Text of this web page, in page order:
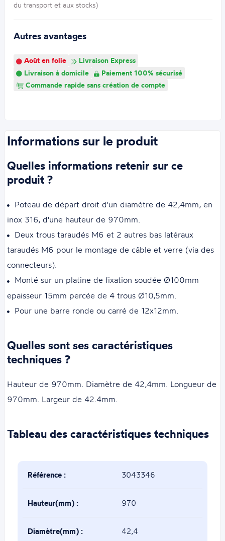
du transport et aux stocks)
Autres avantages
Août en folie
Livraison Express
Livraison à domicile
Paiement 100% sécurisé
Commande rapide sans création de compte
Informations sur le produit
Quelles informations retenir sur ce
produit ?
Poteau de départ droit d'un diamètre de 42,4mm, en
inox 316, d'une hauteur de 970mm.
Deux trous taraudés M6 et 2 autres bas latéraux
taraudés M6 pour le montage de câble et verre (via des
connecteurs).
Monté sur un platine de fixation soudée Ø100mm
epaisseur 15mm percée de 4 trous Ø10,5mm.
Pour une barre ronde ou carré de 12x12mm.
Quelles sont ses caractéristiques
techniques ?
Hauteur de 970mm. Diamètre de 42,4mm. Longueur de
970mm. Largeur de 42.4mm.
Tableau des caractéristiques techniques
Référence : 3043346
Hauteur(mm) : 970
Diamètre(mm) : 42,4